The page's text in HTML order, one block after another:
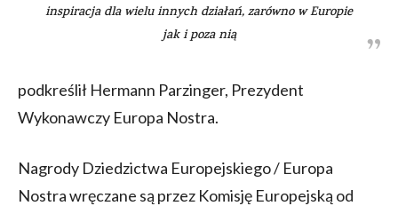
inspiracja dla wielu innych działań, zarówno w Europie
jak i poza nią
podkreślił Hermann Parzinger, Prezydent
Wykonawczy Europa Nostra.
Nagrody Dziedzictwa Europejskiego / Europa
Nostra wręczane są przez Komisję Europejską od